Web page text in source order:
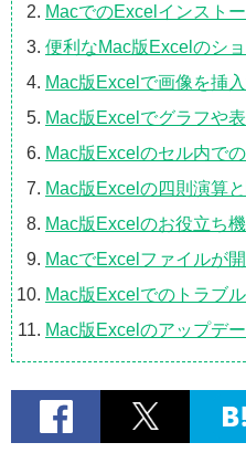
MacでのExcelインスト
便利なMac版Excelのシ
Mac版Excelで画像を挿
Mac版Excelでグラフや
Mac版Excelのセル内で
Mac版Excelの四則演算
Mac版Excelのお役立ち
MacでExcelファイルが
Mac版Excelでのトラブ
Mac版Excelのアップデ